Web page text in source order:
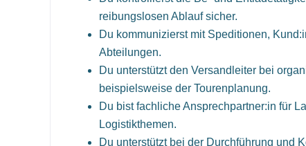
reibungslosen Ablauf sicher.
Du kommunizierst mit Speditionen,
Abteilungen.
Du unterstützt den Versandleiter bei
beispielsweise der Tourenplanung.
Du bist fachliche Ansprechpartner:in für
Logistikthemen.
Du unterstützt bei der Durchführung und